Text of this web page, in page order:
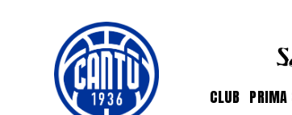
CLUB PRIMA